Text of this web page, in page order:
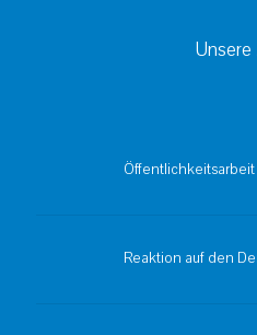
Unsere
Reaktion auf den